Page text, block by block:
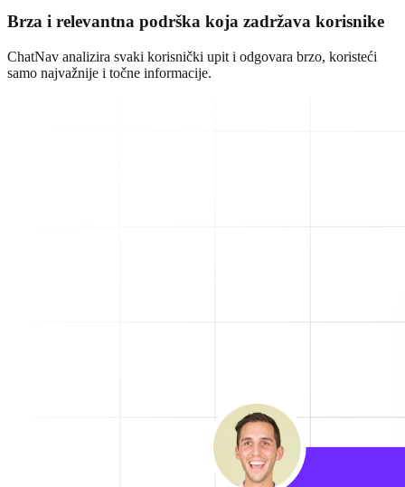
Brza i relevantna podrška koja zadržava korisnike
ChatNav analizira svaki korisnički upit i odgovara brzo, koristeći
samo najvažnije i točne informacije.